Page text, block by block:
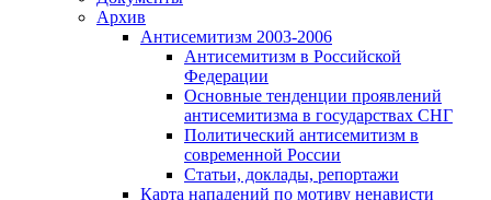
Архив
Антисемитизм 2003-2006
Антисемитизм в Российской
Федерации
Основные тенденции проявлений
антисемитизма в государствах СНГ
Политический антисемитизм в
современной России
Статьи, доклады, репортажи
Карта нападений по мотиву ненависти